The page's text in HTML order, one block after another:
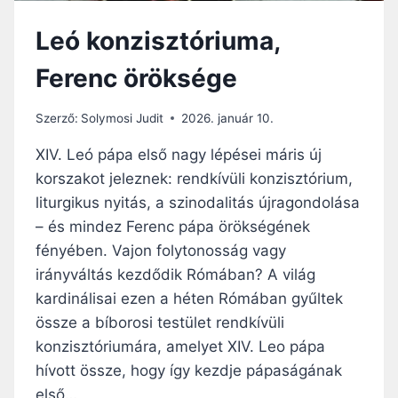
Leó konzisztóriuma,
Ferenc öröksége
Szerző: Solymosi Judit 2026. január 10.
XIV. Leó pápa első nagy lépései máris új
korszakot jeleznek: rendkívüli konzisztórium,
liturgikus nyitás, a szinodalitás újragondolása
– és mindez Ferenc pápa örökségének
fényében. Vajon folytonosság vagy
irányváltás kezdődik Rómában? A világ
kardinálisai ezen a héten Rómában gyűltek
össze a bíborosi testület rendkívüli
konzisztóriumára, amelyet XIV. Leo pápa
hívott össze, hogy így kezdje pápaságának
első…